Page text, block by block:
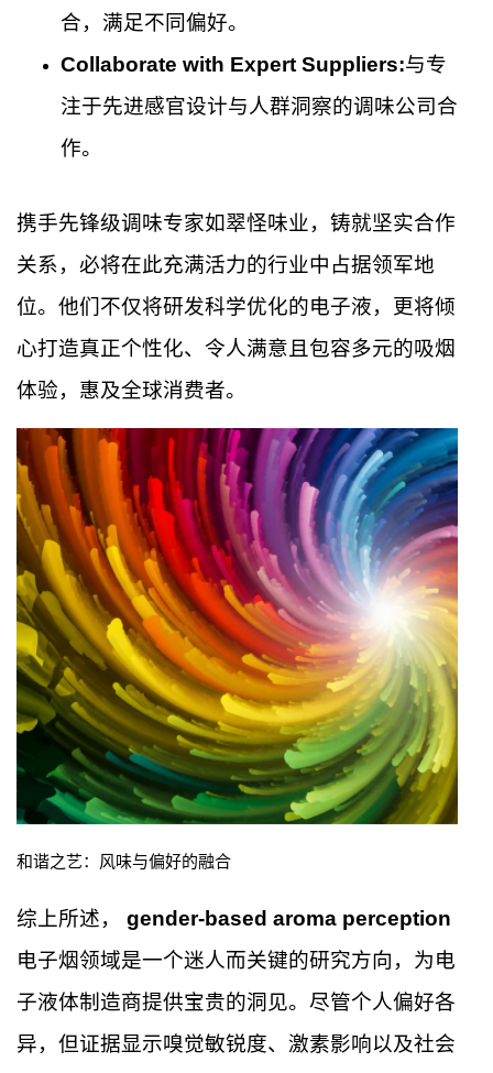
合，满足不同偏好。
Collaborate with Expert Suppliers:与专
注于先进感官设计与人群洞察的调味公司合
作。
携手先锋级调味专家如翠怪味业，铸就坚实合作
关系，必将在此充满活力的行业中占据领军地
位。他们不仅将研发科学优化的电子液，更将倾
心打造真正个性化、令人满意且包容多元的吸烟
体验，惠及全球消费者。
和谐之艺：风味与偏好的融合
综上所述， gender-based aroma perception
电子烟领域是一个迷人而关键的研究方向，为电
子液体制造商提供宝贵的洞见。尽管个人偏好各
异，但证据显示嗅觉敏锐度、激素影响以及社会